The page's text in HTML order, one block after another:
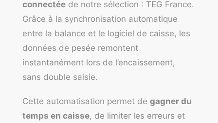
connectée de notre sélection : TEG France.
Grâce à la synchronisation automatique
entre la balance et le logiciel de caisse, les
données de pesée remontent
instantanément lors de l’encaissement,
sans double saisie.
Cette automatisation permet de gagner du
temps en caisse, de limiter les erreurs et